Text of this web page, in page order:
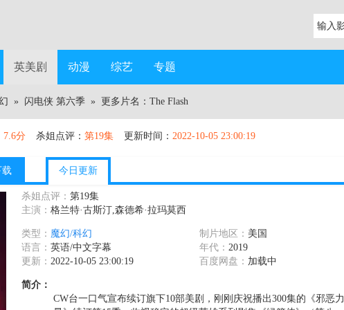
英美剧 动漫 综艺 专题
» 闪电侠 第六季 » 更多片名：The Flash
7.6分 杀姐点评： 第19集 更新时间： 2022-10-05 23:00:19
载 今日更新
杀姐点评： 第19集
主演： 格兰特·古斯汀,森德希·拉玛莫西
类型： 魔幻/科幻
语言： 英语/中文字幕
更新： 2022-10-05 23:00:19
制片地区： 美国
年代： 2019
百度网盘： 加载中
简介：
CW台一口气宣布续订旗下10部美剧，刚刚庆祝播出300集的《邪恶力